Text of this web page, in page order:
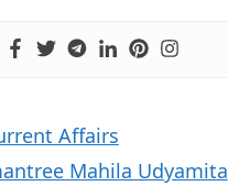
Affairs
Mahila Udyamita